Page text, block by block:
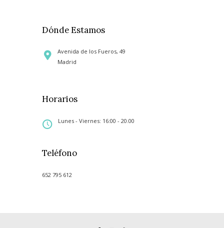
Dónde Estamos
Avenida de los Fueros, 49
Madrid
Horarios
Lunes - Viernes: 16:00 - 20.00
Teléfono
652 795 612